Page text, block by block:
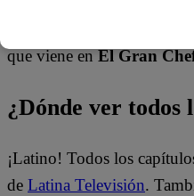
que viene en El Gran
¿Dónde ver todos
¡Latino! Todos los
de Latina Televisión.